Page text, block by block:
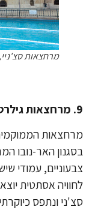
מרחצאות סצ'ניי,
הממוקמים
האר-נובו
עמודי שיש
אסתטית
ונתפס כיוקרתי